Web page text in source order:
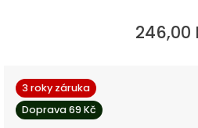
246,00
3 roky záruka
Doprava 69 Kč